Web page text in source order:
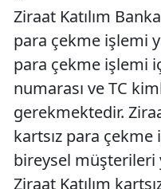
Ziraat Katılım
para çekme işlemi
para çekme işlemi
numarası ve TC
gerekmektedir.
kartsız para
bireysel müşterileri
Ziraat Katılım